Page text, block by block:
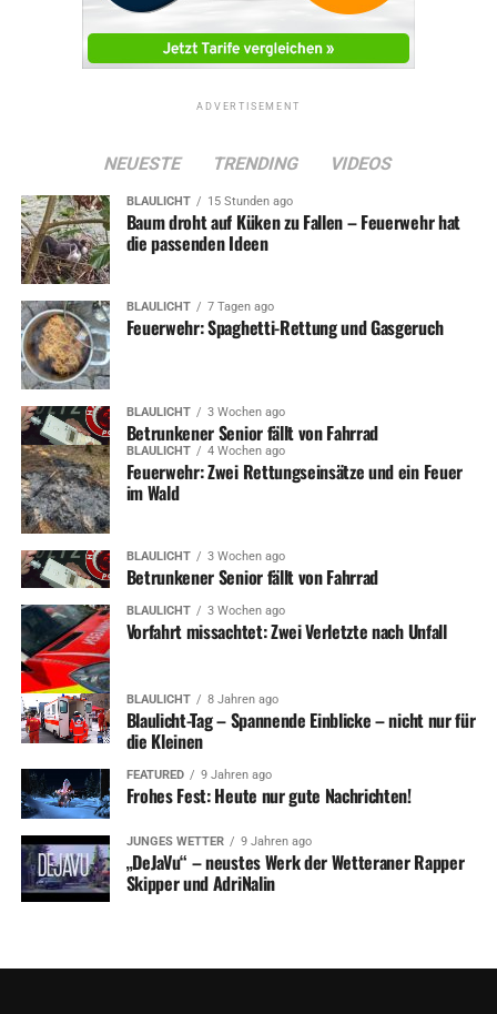
ADVERTISEMENT
NEUESTE TRENDING VIDEOS
BLAULICHT 15 Stunden ago
Baum droht auf Küken zu Fallen – Feuerwehr hat
die passenden Ideen
BLAULICHT 7 Tagen ago
Feuerwehr: Spaghetti-Rettung und Gasgeruch
BLAULICHT 3 Wochen ago
Betrunkener Senior fällt von Fahrrad
BLAULICHT 4 Wochen ago
Feuerwehr: Zwei Rettungseinsätze und ein Feuer
im Wald
BLAULICHT 3 Wochen ago
Betrunkener Senior fällt von Fahrrad
BLAULICHT 3 Wochen ago
Vorfahrt missachtet: Zwei Verletzte nach Unfall
BLAULICHT 8 Jahren ago
Blaulicht-Tag – Spannende Einblicke – nicht nur für
die Kleinen
FEATURED 9 Jahren ago
Frohes Fest: Heute nur gute Nachrichten!
JUNGES WETTER 9 Jahren ago
„DeJaVu“ – neustes Werk der Wetteraner Rapper
Skipper und AdriNalin